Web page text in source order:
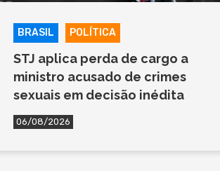
BRASIL POLÍTICA
STJ aplica perda de cargo a
ministro acusado de crimes
sexuais em decisão inédita
06/08/2026